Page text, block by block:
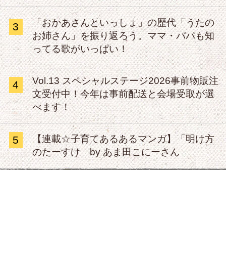
3
「おかあさんといっしょ」の歴代「うたの
お姉さん」を振り返ろう。ママ・パパも知
ってる歌がいっぱい！
4
Vol.13 スペシャルステージ2026事前物販注
文受付中！今年は事前配送と会場受取が選
べます！
5
【連載☆子育てあるあるマンガ】「明け方
のたーすけ」by あま田こにーさん